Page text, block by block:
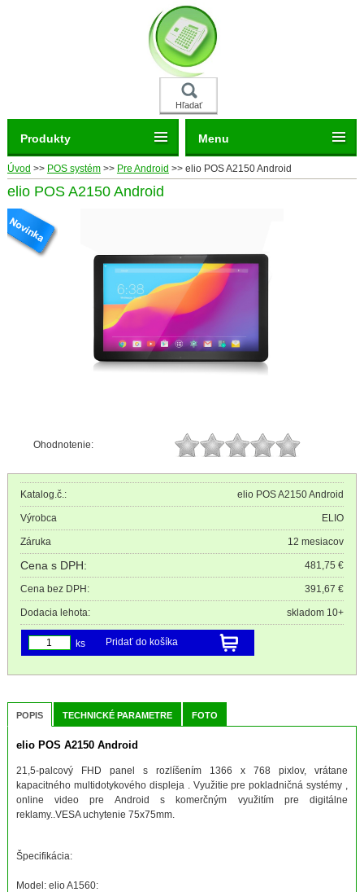
Hľadať
Úvod >> POS systém >> Pre Android >> elio POS A2150 Android
elio POS A2150 Android
Ohodnotenie:
Katalog.č.: elio POS A2150 Android
Výrobca ELIO
Záruka 12 mesiacov
Cena s DPH: 481,75 €
Cena bez DPH: 391,67 €
Dodacia lehota: skladom 10+
Pridať do košíka
ks
POPIS TECHNICKÉ PARAMETRE FOTO
elio POS A2150 Android
21,5-palcový FHD panel s rozlíšením 1366 x 768 pixlov, vrátane
kapacitného multidotykového displeja . Využitie pre pokladničná systémy ,
online video pre Android s komerčným využitím pre digitálne
reklamy..VESA uchytenie 75x75mm.
Špecifikácia:
Model: elio A1560:
Produkty Menu